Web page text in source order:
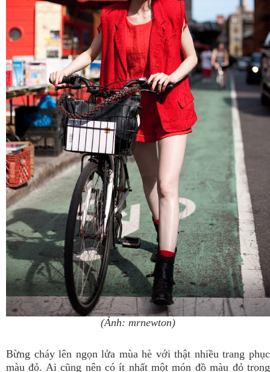
(Ảnh: mrnewton)
Bừng cháy lên ngọn lửa mùa hè với thật nhiều trang phục
màu đỏ. Ai cũng nên có ít nhất một món đồ màu đỏ trong